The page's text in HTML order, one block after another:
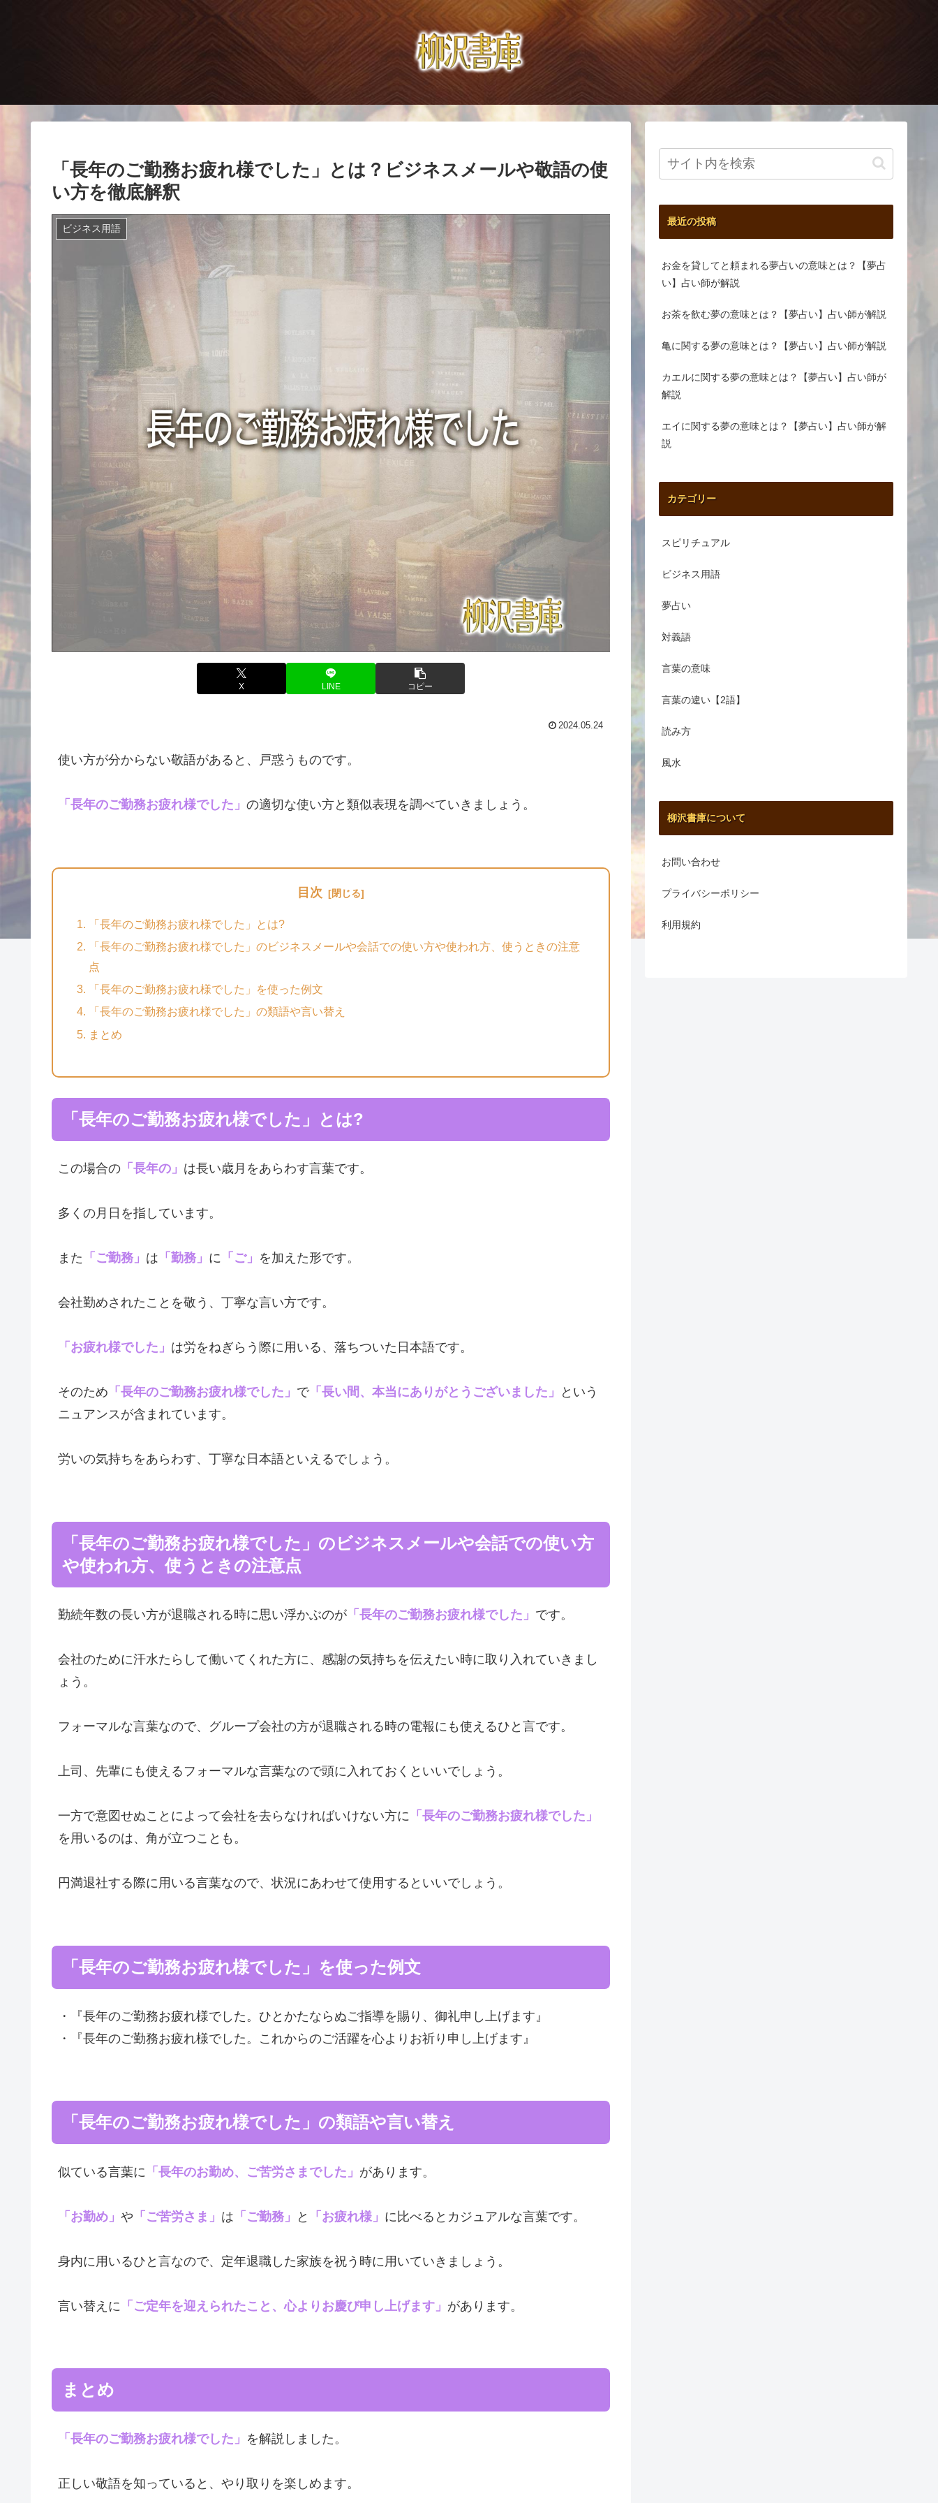
「長年のご勤務お疲れ様でした」とは？ビジネスメールや敬語の使
い方を徹底解釈
ビジネス用語
X LINE コピー
2024.05.24
使い方が分からない敬語があると、戸惑うものです。
「長年のご勤務お疲れ様でした」 の適切な使い方と類似表現を調べていきましょう。
目次
「長年のご勤務お疲れ様でした」とは?
「長年のご勤務お疲れ様でした」のビジネスメールや会話での使い方や使われ方、使うときの注意
点
「長年のご勤務お疲れ様でした」を使った例文
「長年のご勤務お疲れ様でした」の類語や言い替え
まとめ
「長年のご勤務お疲れ様でした」とは?
この場合の 「長年の」 は長い歳月をあらわす言葉です。
多くの月日を指しています。
また 「ご勤務」 は 「勤務」 に 「ご」 を加えた形です。
会社勤めされたことを敬う、丁寧な言い方です。
「お疲れ様でした」 は労をねぎらう際に用いる、落ちついた日本語です。
そのため 「長年のご勤務お疲れ様でした」 で「長い間、本当にありがとうございました」
という
ニュアンスが含まれています。
労いの気持ちをあらわす、丁寧な日本語といえるでしょう。
「長年のご勤務お疲れ様でした」のビジネスメールや会話での使い方
や使われ方、使うときの注意点
勤続年数の長い方が退職される時に思い浮かぶのが 「長年のご勤務お疲れ様でした」 です。
会社のために汗水たらして働いてくれた方に、感謝の気持ちを伝えたい時に取り入れていきまし
ょう。
フォーマルな言葉なので、グループ会社の方が退職される時の電報にも使えるひと言です。
上司、先輩にも使えるフォーマルな言葉なので頭に入れておくといいでしょう。
一方で意図せぬことによって会社を去らなければいけない方に 「長年のご勤務お疲れ様でした」
を用いるのは、角が立つことも。
円満退社する際に用いる言葉なので、状況にあわせて使用するといいでしょう。
「長年のご勤務お疲れ様でした」を使った例文
・『長年のご勤務お疲れ様でした。ひとかたならぬご指導を賜り、御礼申し上げます』
・『長年のご勤務お疲れ様でした。これからのご活躍を心よりお祈り申し上げます』
「長年のご勤務お疲れ様でした」の類語や言い替え
似ている言葉に 「長年のお勤め、ご苦労さまでした」 があります。
「お勤め」 や 「ご苦労さま」 は 「ご勤務」 と 「お疲れ様」 に比べるとカジュアルな言葉です。
身内に用いるひと言なので、定年退職した家族を祝う時に用いていきましょう。
言い替えに 「ご定年を迎えられたこと、心よりお慶び申し上げます」 があります。
まとめ
「長年のご勤務お疲れ様でした」 を解説しました。
正しい敬語を知っていると、やり取りを楽しめます。
最近の投稿
お金を貸してと頼まれる夢占いの意味とは？【夢占
い】占い師が解説
お茶を飲む夢の意味とは？【夢占い】占い師が解説
亀に関する夢の意味とは？【夢占い】占い師が解説
カエルに関する夢の意味とは？【夢占い】占い師が
解説
エイに関する夢の意味とは？【夢占い】占い師が解
説
カテゴリー
スピリチュアル
ビジネス用語
夢占い
対義語
言葉の意味
言葉の違い【2語】
読み方
風水
柳沢書庫について
お問い合わせ
プライバシーポリシー
利用規約